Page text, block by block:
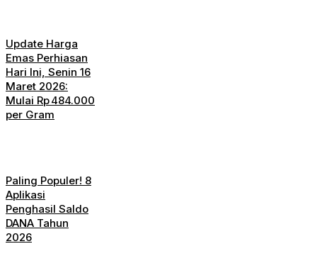
Update Harga
Emas Perhiasan
Hari Ini, Senin 16
Maret 2026:
Mulai Rp 484.000
per Gram
Paling Populer! 8
Aplikasi
Penghasil Saldo
DANA Tahun
2026